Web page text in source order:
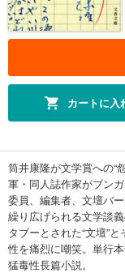
カートに入
筒井康隆が文学賞への“
軍・同人誌作家がブン
委員、編集者、文壇バ
繰り広げられる文学談
タブーとされた“文壇”
性を痛烈に嘲笑。単行
猛毒性長篇小説。